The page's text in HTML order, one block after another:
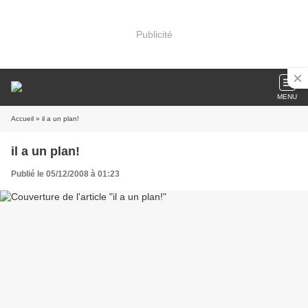
Publicité
MENU
Accueil » il a un plan!
il a un plan!
Publié le 05/12/2008 à 01:23